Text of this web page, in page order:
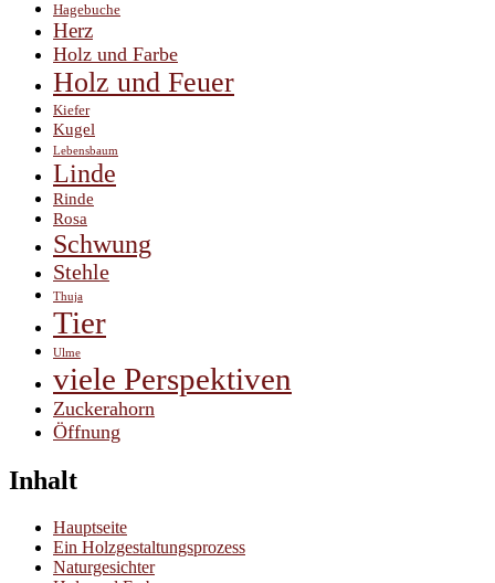
Hagebuche
Herz
Holz und Farbe
Holz und Feuer
Kiefer
Kugel
Lebensbaum
Linde
Rinde
Rosa
Schwung
Stehle
Thuja
Tier
Ulme
viele Perspektiven
Zuckerahorn
Öffnung
Inhalt
Hauptseite
Ein Holzgestaltungsprozess
Naturgesichter